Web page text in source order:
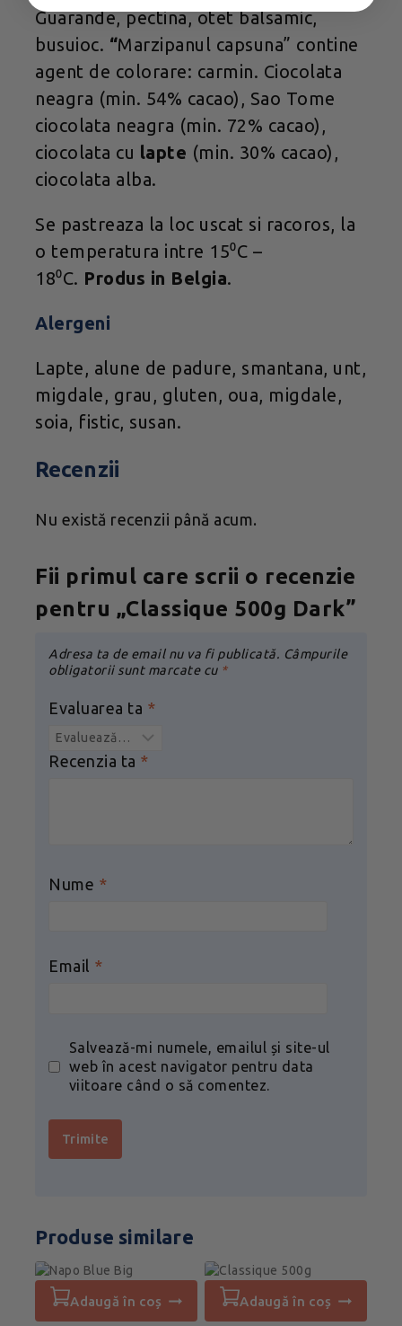
Guarande, pectina, otet balsamic,
busuioc. “Marzipanul capsuna” contine
agent de colorare: carmin. Ciocolata
neagra (min. 54% cacao), Sao Tome
ciocolata neagra (min. 72% cacao),
ciocolata cu lapte (min. 30% cacao),
ciocolata alba.
Se pastreaza la loc uscat si racoros, la
o temperatura intre 15⁰C –
18⁰C. Produs in Belgia.
Alergeni
Lapte, alune de padure, smantana, unt,
migdale, grau, gluten, oua, migdale,
soia, fistic, susan.
Recenzii
Nu există recenzii până acum.
Fii primul care scrii o recenzie
pentru „Classique 500g Dark”
Adresa ta de email nu va fi publicată. Câmpurile
obligatorii sunt marcate cu *
Evaluarea ta *
Recenzia ta *
Nume *
Email *
Salvează-mi numele, emailul și site-ul
web în acest navigator pentru data
viitoare când o să comentez.
Produse similare
adaugă în coș adaugă în coș